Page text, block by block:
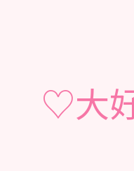
♡大